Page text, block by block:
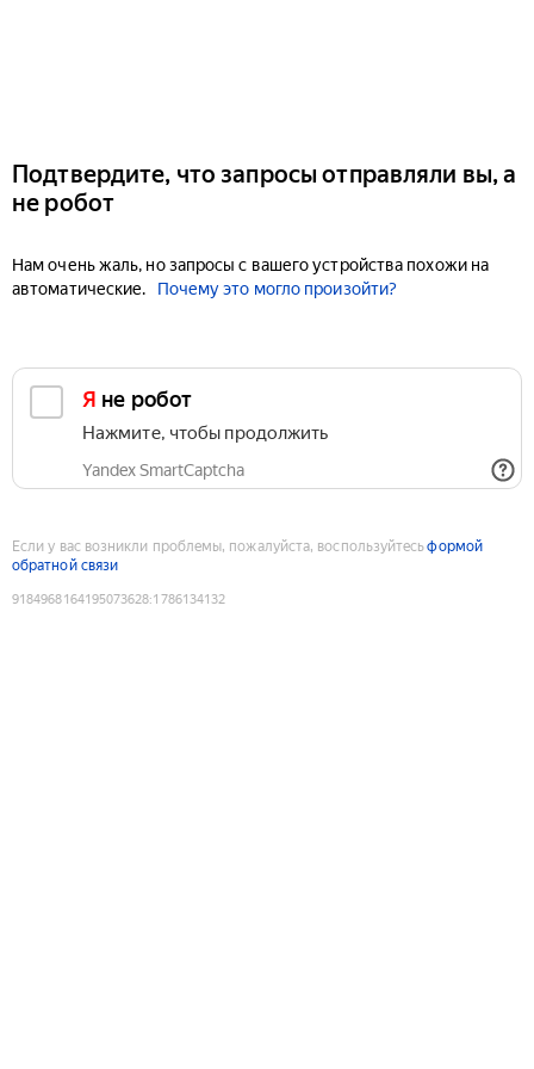
Подтвердите, что запросы отправляли вы, а
не робот
Нам очень жаль, но запросы с вашего устройства похожи на
автоматические.
Почему это могло произойти?
Я не робот
Нажмите, чтобы продолжить
Yandex SmartCaptcha
Если у вас возникли проблемы, пожалуйста, воспользуйтесьформой
обратной связи
9184968164195073628:1786134132